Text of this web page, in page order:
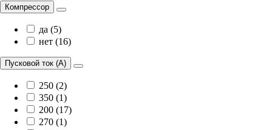
Компрессор
да (5)
нет (16)
Пусковой ток (А)
250 (2)
350 (1)
200 (17)
270 (1)